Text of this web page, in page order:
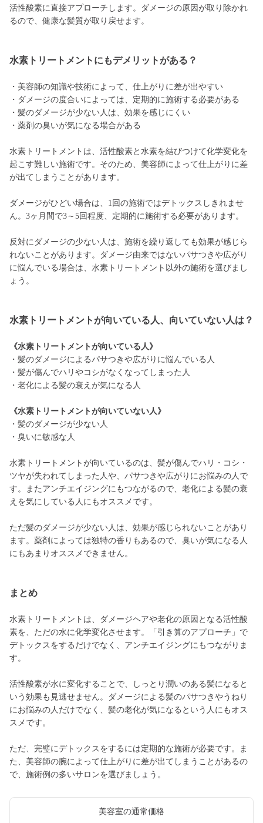
活性酸素に直接アプローチします。ダメージの原因が取り除かれ
るので、健康な髪質が取り戻せます。
水素トリートメントにもデメリットがある？
・美容師の知識や技術によって、仕上がりに差が出やすい
・ダメージの度合いによっては、定期的に施術する必要がある
・髪のダメージが少ない人は、効果を感じにくい
・薬剤の臭いが気になる場合がある
水素トリートメントは、活性酸素と水素を結びつけて化学変化を
起こす難しい施術です。そのため、美容師によって仕上がりに差
が出てしまうことがあります。
ダメージがひどい場合は、1回の施術ではデトックスしきれませ
ん。3ヶ月間で3～5回程度、定期的に施術する必要があります。
反対にダメージの少ない人は、施術を繰り返しても効果が感じら
れないことがあります。ダメージ由来ではないパサつきや広がり
に悩んでいる場合は、水素トリートメント以外の施術を選びまし
ょう。
水素トリートメントが向いている人、向いていない人は？
《水素トリートメントが向いている人》
・髪のダメージによるパサつきや広がりに悩んでいる人
・髪が傷んでハリやコシがなくなってしまった人
・老化による髪の衰えが気になる人
《水素トリートメントが向いていない人》
・髪のダメージが少ない人
・臭いに敏感な人
水素トリートメントが向いているのは、髪が傷んでハリ・コシ・
ツヤが失われてしまった人や、パサつきや広がりにお悩みの人で
す。またアンチエイジングにもつながるので、老化による髪の衰
えを気にしている人にもオススメです。
ただ髪のダメージが少ない人は、効果が感じられないことがあり
ます。薬剤によっては独特の香りもあるので、臭いが気になる人
にもあまりオススメできません。
まとめ
水素トリートメントは、ダメージヘアや老化の原因となる活性酸
素を、ただの水に化学変化させます。「引き算のアプローチ」で
デトックスをするだけでなく、アンチエイジングにもつながりま
す。
活性酸素が水に変化することで、しっとり潤いのある髪になると
いう効果も見逃せません。ダメージによる髪のパサつきやうねり
にお悩みの人だけでなく、髪の老化が気になるという人にもオス
スメです。
ただ、完璧にデトックスをするには定期的な施術が必要です。ま
た、美容師の腕によって仕上がりに差が出てしまうことがあるの
で、施術例の多いサロンを選びましょう。
美容室の通常価格